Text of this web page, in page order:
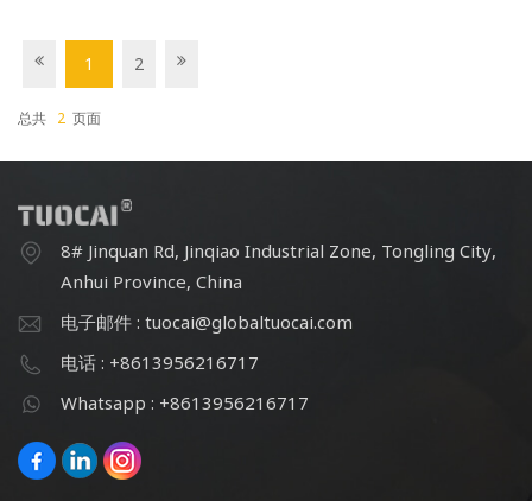
1 2
总共 2 页面
8# Jinquan Rd, Jinqiao Industrial Zone, Tongling City,
Anhui Province, China
电子邮件 : tuocai@globaltuocai.com
电话 : +8613956216717
Whatsapp : +8613956216717